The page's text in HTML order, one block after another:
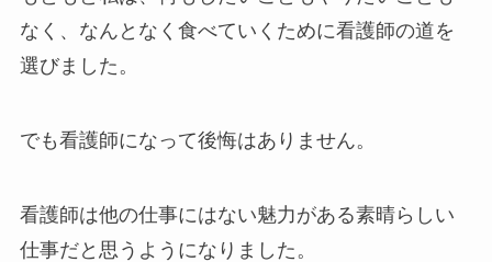
なく、なんとなく食べていくために看護師の道を
選びました。
でも看護師になって後悔はありません。
看護師は他の仕事にはない魅力がある素晴らしい
仕事だと思うようになりました。